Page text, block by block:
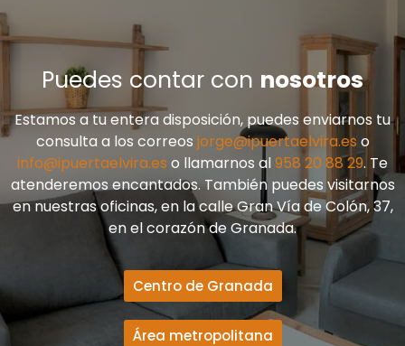
Puedes contar con nosotros
Estamos a tu entera disposición, puedes enviarnos tu
consulta a los correos jorge@ipuertaelvira.eso
info@ipuertaelvira.es o llamarnos al958 20 88 29. Te
atenderemos encantados. También puedes visitarnos
en nuestras oficinas, en la calle Gran Vía de Colón, 37,
en el corazón de Granada.
Centro de Granada
Área metropolitana